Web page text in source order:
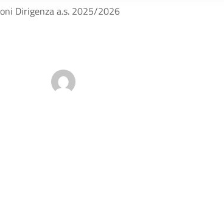
Dirigenza a.s. 2025/2026